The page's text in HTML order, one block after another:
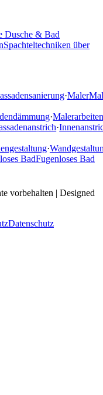
Dusche & Bad
Spachteltechniken über
·Maler
·
·
·
BadFugenloses Bad
vorbehalten | Designed
Datenschutz